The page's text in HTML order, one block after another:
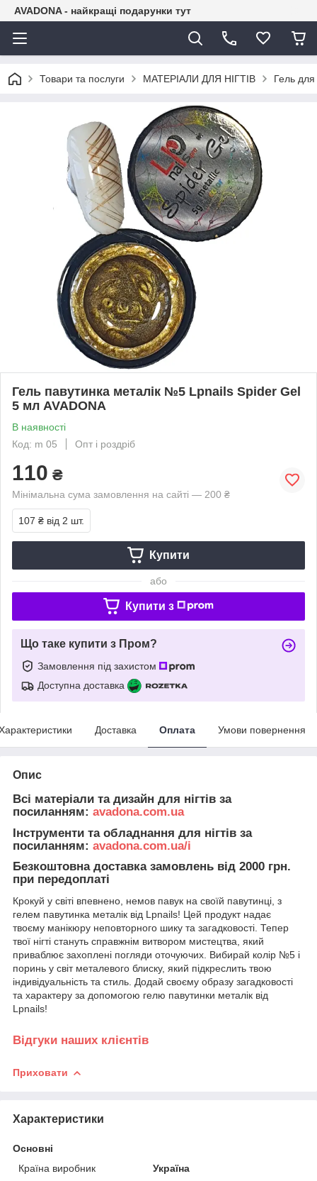
AVADONA - найкращі подарунки тут
Товари та послуги МАТЕРІАЛИ ДЛЯ НІГТІВ Гель для
Гель павутинка металік №5 Lpnails Spider Gel
5 мл AVADONA
В наявності
Код: m 05
Опт і роздріб
110 ₴
Мінімальна сума замовлення на сайті — 200 ₴
107 ₴ від 2 шт.
Купити
або
Купити з
Що таке купити з Пром?
Замовлення під захистом
Доступна доставка
Доставка Оплата Умови повернення
Опис
Всі матеріали та дизайн для нігтів за
посиланням: avadona.com.ua
Інструменти та обладнання для нігтів за
посиланням: avadona.com.ua/i
Безкоштовна доставка замовлень від 2000 грн.
при передоплаті
Крокуй у світі впевнено, немов павук на своїй павутинці, з
гелем павутинка металік від Lpnails! Цей продукт надає
твоєму манікюру неповторного шику та загадковості. Тепер
твої нігті стануть справжнім витвором мистецтва, який
приваблює захоплені погляди оточуючих. Вибирай колір №5 і
поринь у світ металевого блиску, який підкреслить твою
індивідуальність та стиль. Додай своєму образу загадковості
та характеру за допомогою гелю павутинки металік від
Lpnails!
Відгуки наших клієнтів
Приховати
Характеристики
Основні
Країна виробник
Україна